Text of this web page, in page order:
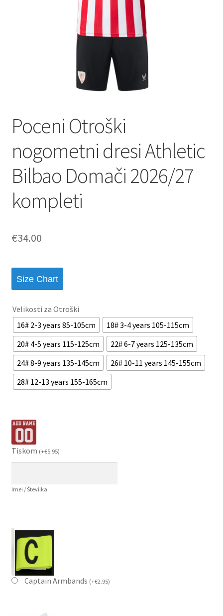
Poceni Otroški
nogometni dresi Athletic
Bilbao Domači 2026/27
kompleti
€34.00
Size Chart
Velikosti za Otroški
16# 2-3 years 85-105cm
18# 3-4 years 105-115cm
20# 4-5 years 115-125cm
22# 6-7 years 125-135cm
24# 8-9 years 135-145cm
26# 10-11 years 145-155cm
28# 12-13 years 155-165cm
Tiskom (+€5.95)
Imei / Številka
Captain Armbands (+€2.95)